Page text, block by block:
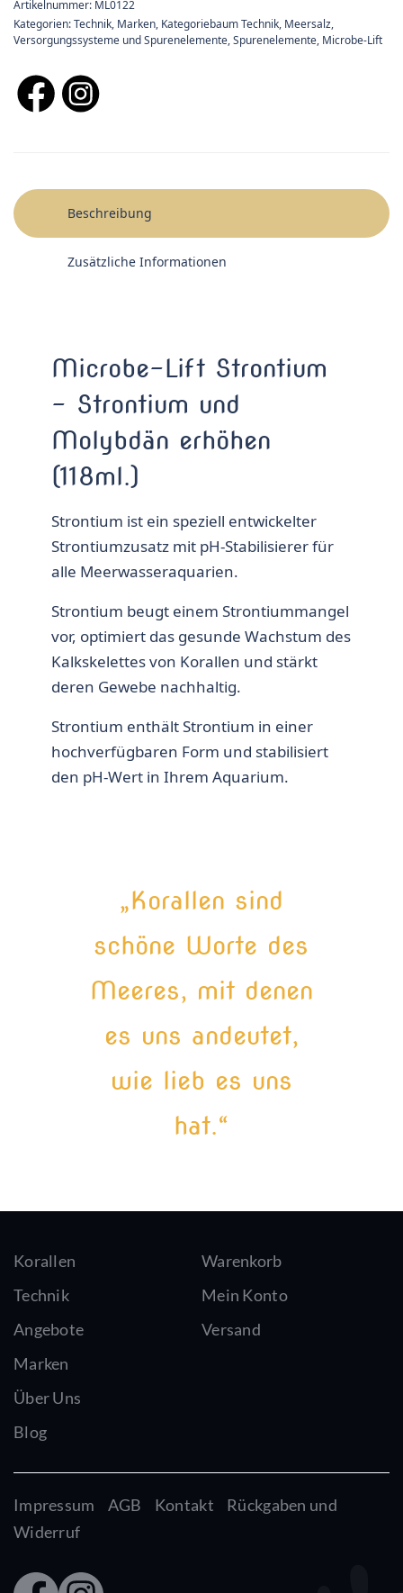
Artikelnummer: ML0122
Kategorien:Technik, Marken, Kategoriebaum Technik, Meersalz,
Versorgungssysteme und Spurenelemente,Spurenelemente, Microbe-Lift
Beschreibung
Zusätzliche Informationen
Microbe-Lift Strontium
– Strontium und
Molybdän erhöhen
(118ml.)
Strontium ist ein speziell entwickelter
Strontiumzusatz mit pH-Stabilisierer für
alle Meerwasseraquarien.
Strontium beugt einem Strontiummangel
vor, optimiert das gesunde Wachstum des
Kalkskelettes von Korallen und stärkt
deren Gewebe nachhaltig.
Strontium enthält Strontium in einer
hochverfügbaren Form und stabilisiert
den pH-Wert in Ihrem Aquarium.
„Korallen sind
schöne Worte des
Meeres, mit denen
es uns andeutet,
wie lieb es uns
hat.“
Korallen
Technik
Angebote
Marken
Über Uns
Blog
Warenkorb
Mein Konto
Versand
Impressum AGB Kontakt
Rückgaben und
Widerruf
FacebInsta